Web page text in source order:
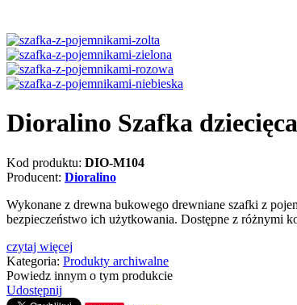
Dioralino Szafka
Kod produktu: DIO-M104
Producent: Dioralino
Wykonane z drewna bukowego drewniane szafki z
bezpieczeństwo ich użytkowania. Dostępne z różnymi
czytaj więcej
Kategoria: Produkty archiwalne
Powiedz innym o tym produkcie
Udostępnij